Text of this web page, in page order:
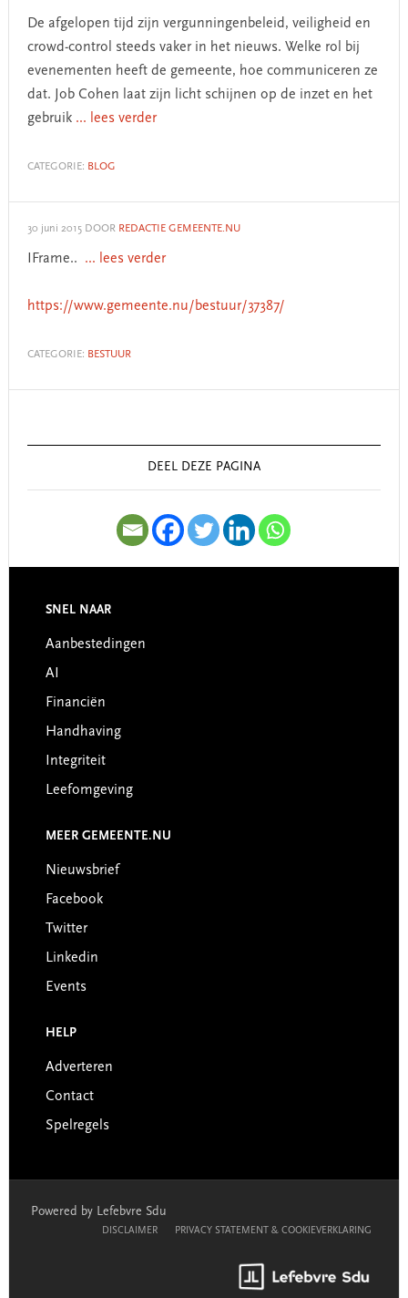
De afgelopen tijd zijn vergunningenbeleid, veiligheid en
crowd-control steeds vaker in het nieuws. Welke rol bij
evenementen heeft de gemeente, hoe communiceren ze
dat. Job Cohen laat zijn licht schijnen op de inzet en het
gebruik ... lees verder
CATEGORIE: BLOG
30 juni 2015DOOR REDACTIE GEMEENTE.NU
IFrame.. ... lees verder
https://www.gemeente.nu/bestuur/37387/
CATEGORIE: BESTUUR
Sidebar
DEEL DEZE PAGINA
Footer
SNEL NAAR
Aanbestedingen
AI
Financiën
Handhaving
Integriteit
Leefomgeving
MEER GEMEENTE.NU
Nieuwsbrief
Facebook
Twitter
Linkedin
Events
HELP
Adverteren
Contact
Spelregels
Powered by Lefebvre Sdu
DISCLAIMER PRIVACY STATEMENT & COOKIEVERKLARING